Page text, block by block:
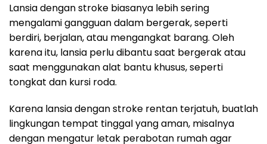
Lansia dengan stroke biasanya lebih sering
mengalami gangguan dalam bergerak, seperti
berdiri, berjalan, atau mengangkat barang. Oleh
karena itu, lansia perlu dibantu saat bergerak atau
saat menggunakan alat bantu khusus, seperti
tongkat dan kursi roda.
Karena lansia dengan stroke rentan terjatuh, buatlah
lingkungan tempat tinggal yang aman, misalnya
dengan mengatur letak perabotan rumah agar